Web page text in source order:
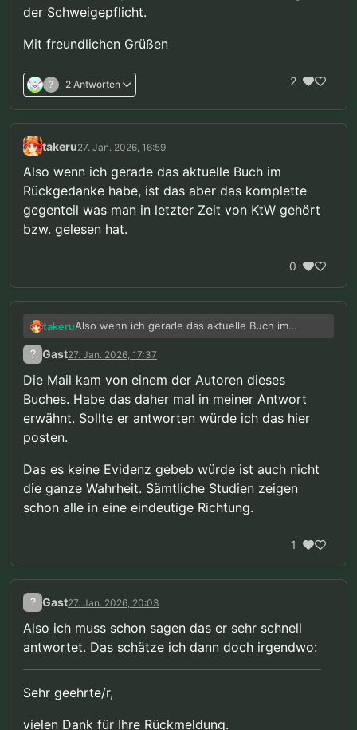
der Schweigepflicht.
Mit freundlichen Grüßen
? 2 Antworten 2
takeru27. Jan. 2026, 16:59
Also wenn ich gerade das aktuelle Buch im
Rückgedanke habe, ist das aber das komplette
gegenteil was man in letzter Zeit von KtW gehört
bzw. gelesen hat.
0
takeruAlso wenn ich gerade das aktuelle Buch im
Rückgedanke habe, ist das aber das komplette
gegenteil was man in letzter Zeit von KtW gehört
? Gast27. Jan. 2026, 17:37
Die Mail kam von einem der Autoren dieses
Buches. Habe das daher mal in meiner Antwort
erwähnt. Sollte er antworten würde ich das hier
posten.
Das es keine Evidenz gebeb würde ist auch nicht
die ganze Wahrheit. Sämtliche Studien zeigen
schon alle in eine eindeutige Richtung.
1
? Gast27. Jan. 2026, 20:03
Also ich muss schon sagen das er sehr schnell
antwortet. Das schätze ich dann doch irgendwo:
Sehr geehrte/r,
vielen Dank für Ihre Rückmeldung.